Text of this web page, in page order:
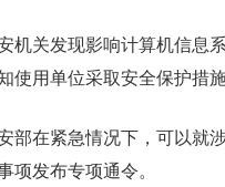
关发现影响计算机信息
使用单位采取安全保护措施
在紧急情况下，可以就
项发布专项通令。